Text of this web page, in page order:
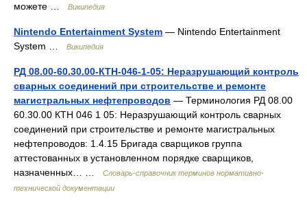
можете …
Википедия
Nintendo Entertainment System — Nintendo Entertainment
System …
Википедия
РД 08.00-60.30.00-КТН-046-1-05: Неразрушающий контроль
сварных соединений при строительстве и ремонте
магистральных нефтепроводов — Терминология РД 08.00
60.30.00 КТН 046 1 05: Неразрушающий контроль сварных
соединений при строительстве и ремонте магистральных
нефтепроводов: 1.4.15 Бригада сварщиков группа
аттестованных в установленном порядке сварщиков,
назначенных… …
Словарь-справочник терминов нормативно-
технической документации